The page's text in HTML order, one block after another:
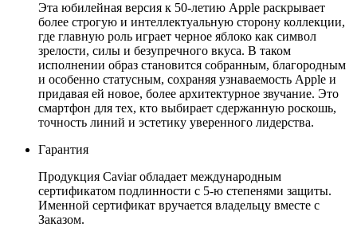
Эта юбилейная версия к 50-летию Apple раскрывает
более строгую и интеллектуальную сторону коллекции,
где главную роль играет черное яблоко как символ
зрелости, силы и безупречного вкуса. В таком
исполнении образ становится собранным, благородным
и особенно статусным, сохраняя узнаваемость Apple и
придавая ей новое, более архитектурное звучание. Это
смартфон для тех, кто выбирает сдержанную роскошь,
точность линий и эстетику уверенного лидерства.
Гарантия
Продукция Caviar обладает международным
сертификатом подлинности с 5-ю степенями защиты.
Именной сертификат вручается владельцу вместе с
Заказом.